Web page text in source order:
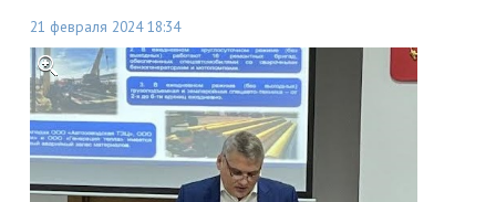
21 февраля 2024 18:34